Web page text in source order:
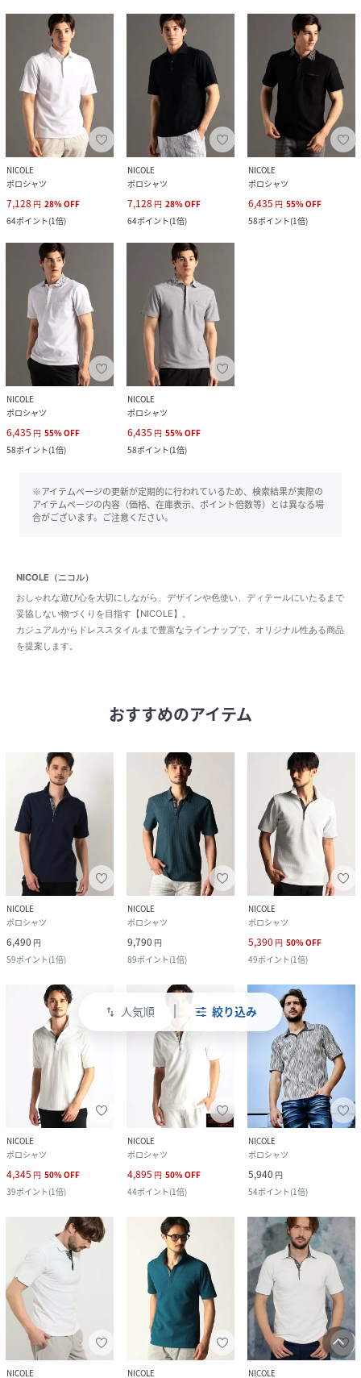
swap_vert 人気順 絞り込み
NICOLE
ポロシャツ
7,128 円 28%OFF
64ポイント(1倍)
NICOLE
ポロシャツ
7,128 円 28%OFF
64ポイント(1倍)
NICOLE
ポロシャツ
6,435 円 55%OFF
58ポイント(1倍)
NICOLE
ポロシャツ
6,435 円 55%OFF
58ポイント(1倍)
NICOLE
ポロシャツ
6,435 円 55%OFF
58ポイント(1倍)
※アイテムページの更新が定期的に行われているため、検索結果が実際の
アイテムページの内容（価格、在庫表示、ポイント倍数等）とは異なる場
合がございます。ご注意ください。
NICOLE（ニコル）
おしゃれな遊び心を大切にしながら、デザインや色使い、ディテールにいたるまで
妥協しない物づくりを目指す【NICOLE】。
カジュアルからドレススタイルまで豊富なラインナップで、オリジナル性ある商品
を提案します。
おすすめのアイテム
NICOLE
ポロシャツ
6,490 円
59ポイント(1倍)
NICOLE
ポロシャツ
9,790 円
89ポイント(1倍)
NICOLE
ポロシャツ
5,390 円 50%OFF
49ポイント(1倍)
NICOLE
ポロシャツ
4,345 円 50%OFF
39ポイント(1倍)
NICOLE
ポロシャツ
4,895 円 50%OFF
44ポイント(1倍)
NICOLE
ポロシャツ
5,940 円
54ポイント(1倍)
NICOLE NICOLE NICOLE